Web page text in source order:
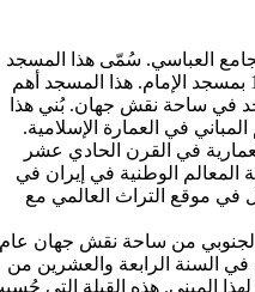
العباسي. سُمّی هذا المسجد
منذ الثورة الإسلامیة في إیران عام 1979 بمسجد الإمام. هذا المسجد أهم
في ساحة نقش جهان. بُني هذا
في العمارة الإسلامية.
في القرن الحادي عشر
الوطنية في إيران في
1932 وهي مسجل في موقع التراث العالمي مع
الجنوبي من ساحة نقش جهان عام
في السنة الرابعة والعشرين من
المبنى. هذه القبلة التي